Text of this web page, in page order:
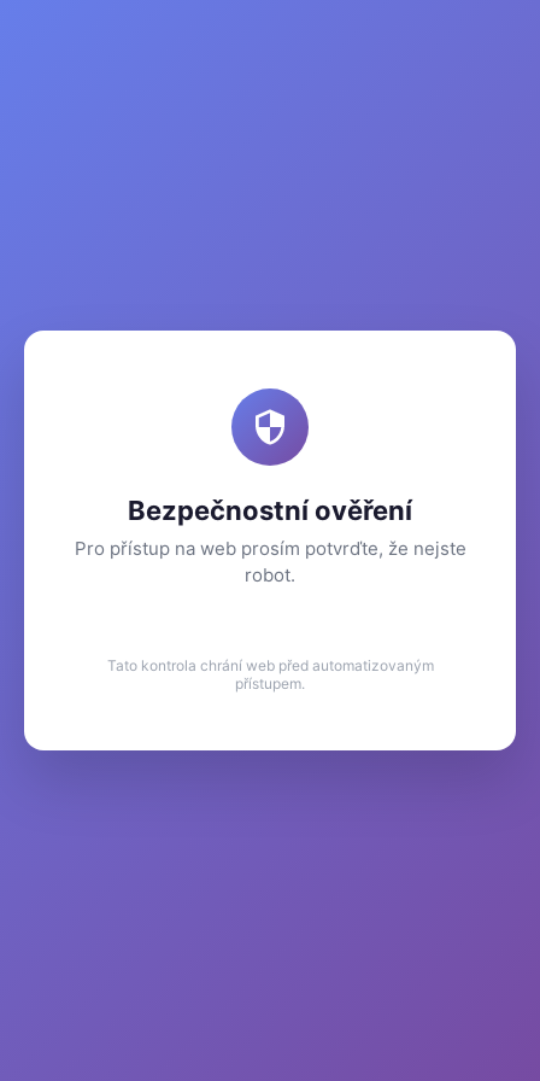
Bezpečnostní ověření
Pro přístup na web prosím potvrďte, že nejste
robot.
Tato kontrola chrání web před automatizovaným
přístupem.